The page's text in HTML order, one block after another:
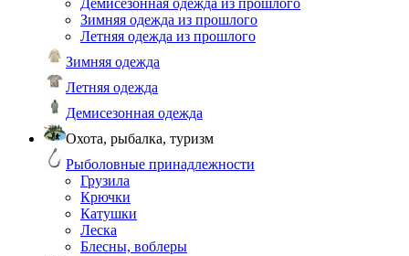
Демисезонная одежда из прошлого
Зимняя одежда из прошлого
Летняя одежда из прошлого
Зимняя одежда
Летняя одежда
Демисезонная одежда
Охота, рыбалка, туризм
Рыболовные принадлежности
Грузила
Крючки
Катушки
Леска
Блесны, воблеры